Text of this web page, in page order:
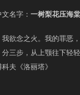
名字： 一树梨花压海棠
欲念之火。我的罪恶
步，从上颚往下轻轻
夫《洛丽塔》